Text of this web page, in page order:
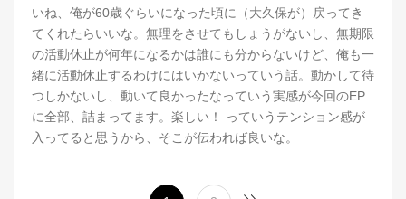
いね、俺が60歳ぐらいになった頃に（大久保が）戻ってき
てくれたらいいな。無理をさせてもしょうがないし、無期限
の活動休止が何年になるかは誰にも分からないけど、俺も一
緒に活動休止するわけにはいかないっていう話。動かして待
つしかないし、動いて良かったなっていう実感が今回のEP
に全部、詰まってます。楽しい！ っていうテンション感が
入ってると思うから、そこが伝われば良いな。